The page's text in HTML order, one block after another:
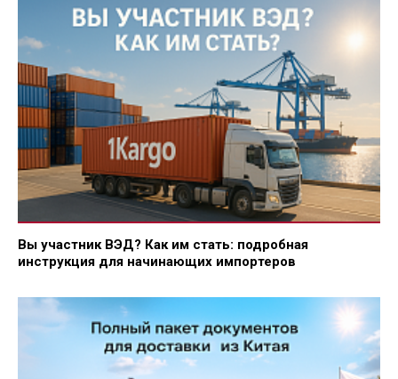
Вы участник ВЭД? Как им стать: подробная
инструкция для начинающих импортеров